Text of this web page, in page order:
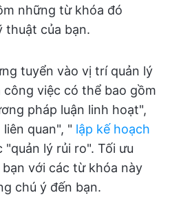
những từ khóa đó
thuật của bạn.
tuyển vào vị trí quản lý
việc có thể bao gồm
pháp luận linh hoạt",
quan", " lập kế hoạch
"quản lý rủi ro". Tối ưu
với các từ khóa này
chú ý đến bạn.